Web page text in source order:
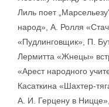
Лиль поет
народ», А. Ролля
«Пудлинговщик», П.
Лермитта «Жнецы»
«Арест народного
Касаткина «Шахтер-
А. И. Герцену в